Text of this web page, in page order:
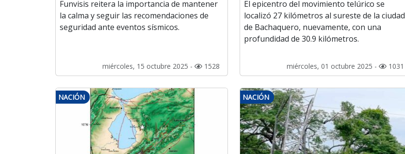
Funvisis reitera la importancia de mantener
la calma y seguir las recomendaciones de
seguridad ante eventos sísmicos.
miércoles, 15 octubre 2025 - 1528
El epicentro del movimiento telúrico se
localizó 27 kilómetros al sureste de la ciudad
de Bachaquero, nuevamente, con una
profundidad de 30.9 kilómetros.
miércoles, 01 octubre 2025 - 1031
NACIÓN NACIÓN